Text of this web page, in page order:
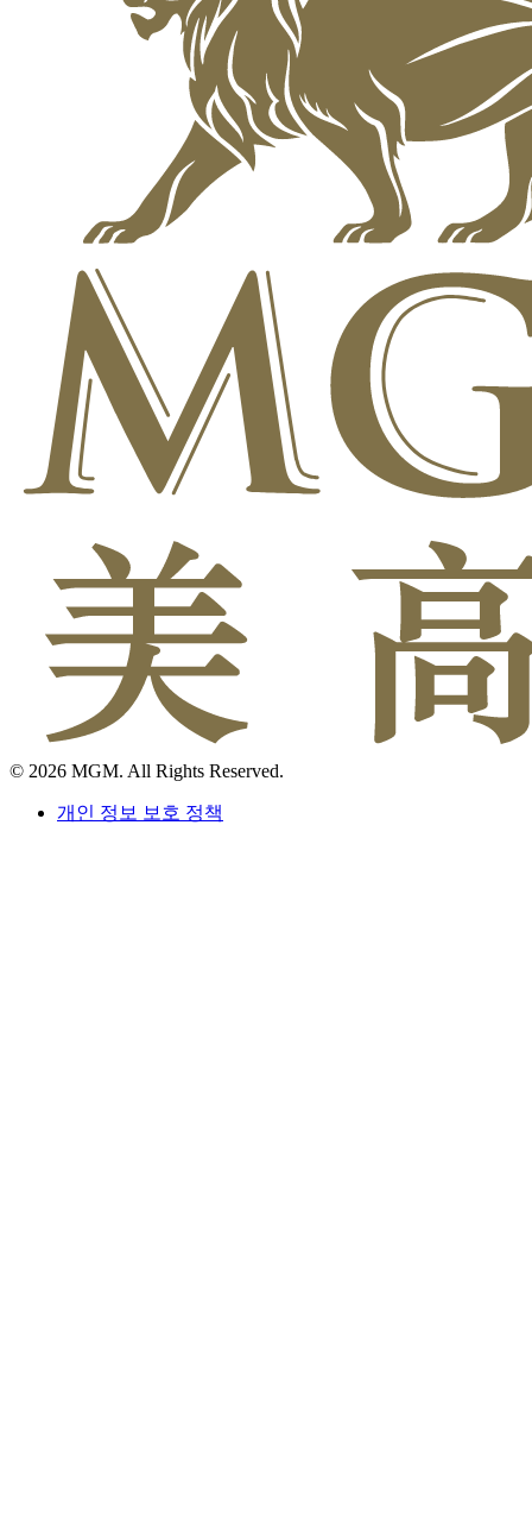
© 2026 MGM. All Rights Reserved.
개인 정보 보호 정책